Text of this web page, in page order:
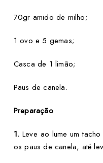
70gr amido de milho;
1 ovo e 5 gemas;
Casca de 1 limão;
Paus de canela.
Preparação
1. Leve ao lume um
os paus de canela, até